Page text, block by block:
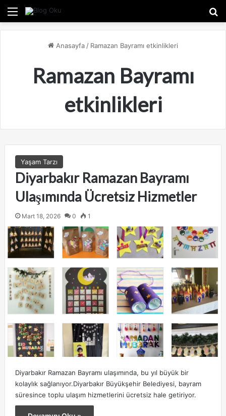
Menü
Anasayfa / Ramazan Bayramı etkinlikleri
Ramazan Bayramı
etkinlikleri
Yaşam Tarzı
Diyarbakır Ramazan Bayramı
Ulaşımında Ücretsiz Hizmetler
Mart 18, 2026 0 1
Diyarbakır Ramazan Bayramı ulaşımında, bu yıl büyük bir
kolaylık sağlanıyor.Diyarbakır Büyükşehir Belediyesi, bayram
süresince toplu ulaşım hizmetlerini ücretsiz hale getiriyor.